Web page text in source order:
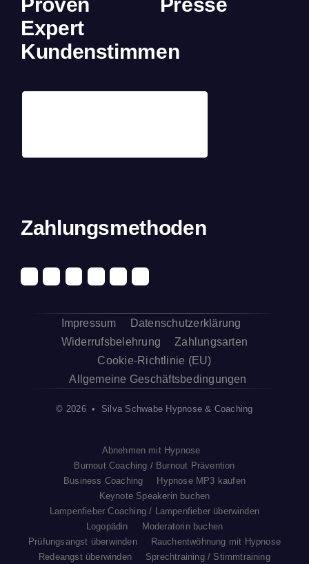
Expert
Kundenstimmen
Zahlungsmethoden
Impressum
Datenschutzerklärung
Widerrufsbelehrung
Zahlungsarten
Cookie-Richtlinie (EU)
Allgemeine Geschäftsbedingungen
© 2026 • Silva Schwabe Hypnose & Coaching
Abnehmen mit Hypnose
Burnout Coaching / Burnout Prävention
Business Coaching
Hypnose MP3 kaufen
Keynote Speakerin buchen
Lampenfieber Coaching / Lampenfieber überwinden
Logopädin
Moderatorin buchen
Prüfungsangst überwinden
Rauchentwöhnung mit Hypnose
Redeangst überwinden
Sprechtraining / Stimmtraining